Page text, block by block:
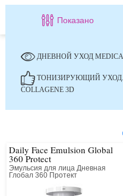
Показано
ДНЕВНОЙ УХОД
ТОНИЗИРУЮЩИЙ УХОД.
COLLAGENE 3D
Daily Face Emulsion Global
360 Protect
Эмульсия для лица Дневная
Глобал 360 Протект